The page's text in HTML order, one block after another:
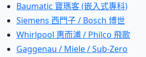
Baumatic 寶瑪客 (嵌入式專科)
Siemens 西門子 / Bosch 博世
Whirlpool 惠而浦 / Philco 飛歌
Gaggenau / Miele / Sub-Zero